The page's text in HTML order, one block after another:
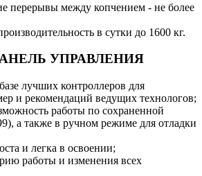
перерывы между копчением - не более
в сутки до 1600 кг.
УПРАВЛЕНИЯ
базе лучших контроллеров для
и рекомендаций ведущих технологов;
работы по сохраненной
а также в ручном режиме для отладки
и легка в освоении;
работы и изменения всех